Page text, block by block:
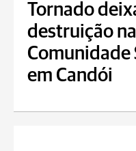
Tornado
destruição na
Comunidade
em Candói